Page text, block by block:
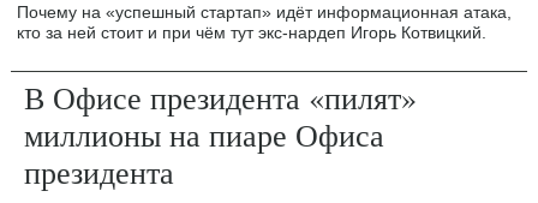
Почему на «успешный стартап» идёт информационная атака,
кто за ней стоит и при чём тут экс-нардеп Игорь Котвицкий.
В Офисе президента «пилят»
миллионы на пиаре Офиса
президента